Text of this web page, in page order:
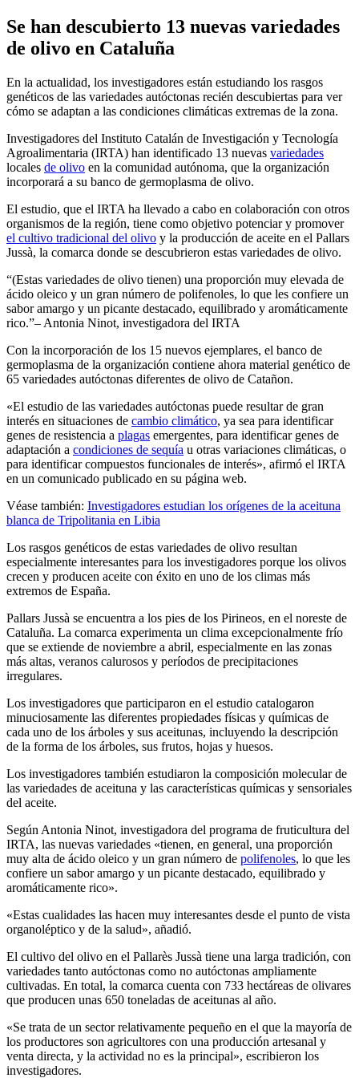
Se han descubierto 13 nuevas variedades
de olivo en Cataluña
En la actualidad, los investigadores están estudiando los rasgos
genéticos de las variedades autóctonas recién descubiertas para ver
cómo se adaptan a las condiciones climáticas extremas de la zona.
Investigadores del Instituto Catalán de Investigación y Tecnología
Agroalimentaria (IRTA) han identificado 13 nuevas variedades
locales de olivo en la comunidad autónoma, que la organización
incorporará a su banco de germoplasma de olivo.
El estudio, que el IRTA ha llevado a cabo en colaboración con otros
organismos de la región, tiene como objetivo potenciar y promover
el cultivo tradicional del olivo y la producción de aceite en el Pallars
Jussà, la comarca donde se descubrieron estas variedades de olivo.
(Estas variedades de olivo tienen) una proporción muy elevada de
ácido oleico y un gran número de polifenoles, lo que les confiere un
sabor amargo y un picante destacado, equilibrado y aromáticamente
rico. – Antonia Ninot, investigadora del IRTA
Con la incorporación de los 15 nuevos ejemplares, el banco de
germoplasma de la organización contiene ahora material genético de
65 variedades autóctonas diferentes de olivo de Catañon.
«El estudio de las variedades autóctonas puede resultar de gran
interés en situaciones de cambio climático, ya sea para identificar
genes de resistencia a plagas emergentes, para identificar genes de
adaptación a condiciones de sequía u otras variaciones climáticas, o
para identificar compuestos funcionales de interés», afirmó el IRTA
en un comunicado publicado en su página web.
Véase también: Investigadores estudian los orígenes de la aceituna
blanca de Tripolitania en Libia
Los rasgos genéticos de estas variedades de olivo resultan
especialmente interesantes para los investigadores porque los olivos
crecen y producen aceite con éxito en uno de los climas más
extremos de España.
Pallars Jussà se encuentra a los pies de los Pirineos, en el noreste de
Cataluña. La comarca experimenta un clima excepcionalmente frío
que se extiende de noviembre a abril, especialmente en las zonas
más altas, veranos calurosos y períodos de precipitaciones
irregulares.
Los investigadores que participaron en el estudio catalogaron
minuciosamente las diferentes propiedades físicas y químicas de
cada uno de los árboles y sus aceitunas, incluyendo la descripción
de la forma de los árboles, sus frutos, hojas y huesos.
Los investigadores también estudiaron la composición molecular de
las variedades de aceituna y las características químicas y sensoriales
del aceite.
Según Antonia Ninot, investigadora del programa de fruticultura del
IRTA, las nuevas variedades «tienen, en general, una proporción
muy alta de ácido oleico y un gran número de polifenoles, lo que les
confiere un sabor amargo y un picante destacado, equilibrado y
aromáticamente rico».
«Estas cualidades las hacen muy interesantes desde el punto de vista
organoléptico y de la salud», añadió.
El cultivo del olivo en el Pallarès Jussà tiene una larga tradición, con
variedades tanto autóctonas como no autóctonas ampliamente
cultivadas. En total, la comarca cuenta con 733 hectáreas de olivares
que producen unas 650 toneladas de aceitunas al año.
«Se trata de un sector relativamente pequeño en el que la mayoría de
los productores son agricultores con una producción artesanal y
venta directa, y la actividad no es la principal», escribieron los
investigadores.